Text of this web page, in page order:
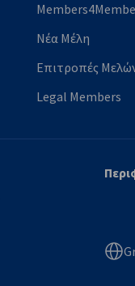
Νέα Μέλη
Επιτροπές
Legal Members